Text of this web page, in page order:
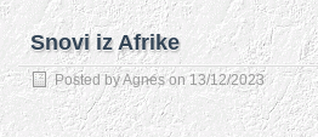
Snovi iz Afrike
Posted byAgneson13/12/2023